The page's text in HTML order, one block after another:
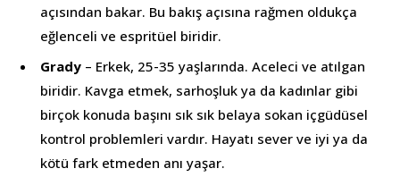
açısından bakar. Bu bakış açısına rağmen oldukça
eğlenceli ve espritüel biridir.
Grady – Erkek, 25-35 yaşlarında. Aceleci ve atılgan
biridir. Kavga etmek, sarhoşluk ya da kadınlar gibi
birçok konuda başını sık sık belaya sokan içgüdüsel
kontrol problemleri vardır. Hayatı sever ve iyi ya da
kötü fark etmeden anı yaşar.